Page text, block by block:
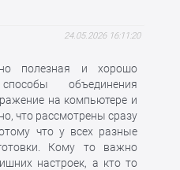
24.05.2026 16:11:20
полезная и хорошо
объединения
на компьютере и
что рассмотрены сразу
что у всех разные
Кому то важно
настроек, а кто то